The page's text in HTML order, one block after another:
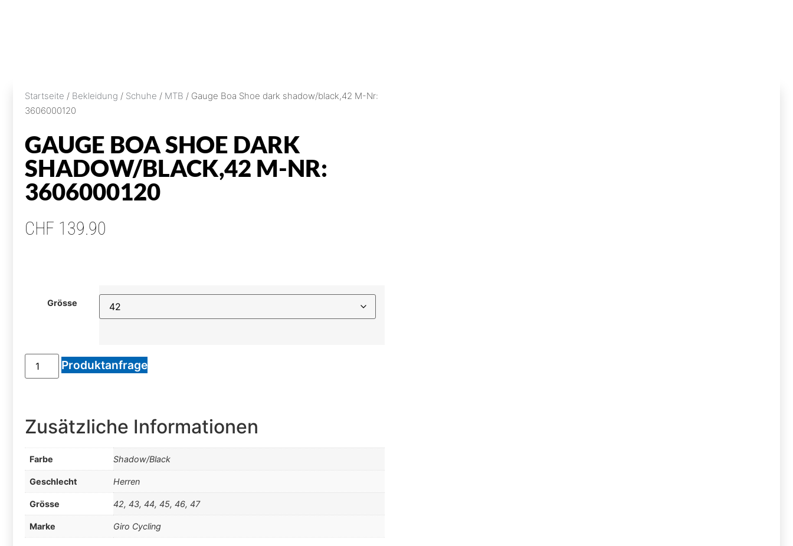
Startseite / Bekleidung / Schuhe / MTB / Gauge Boa Shoe dark shadow/black,42 M-Nr:
3606000120
GAUGE BOA SHOE DARK
SHADOW/BLACK,42 M-NR:
3606000120
CHF 139.90
Grösse
Produktanfrage
Zusätzliche Informationen
Farbe Shadow/Black
Geschlecht Herren
Grösse 42, 43, 44, 45, 46, 47
Marke Giro Cycling